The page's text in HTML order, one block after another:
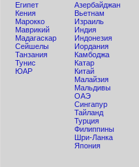
Египет
Кения
Мaрокко
Маврикий
Мадагаскар
Сейшелы
Танзания
Тунис
ЮАР
Азербайджан
Вьетнам
Израиль
Индия
Индонезия
Иордания
Камбоджа
Катар
Китай
Малайзия
Мальдивы
ОАЭ
Сингапур
Тайланд
Турция
Филиппины
Шри-Ланка
Япония